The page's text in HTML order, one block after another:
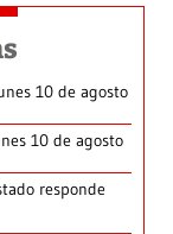
10 de agosto
10 de agosto
responde